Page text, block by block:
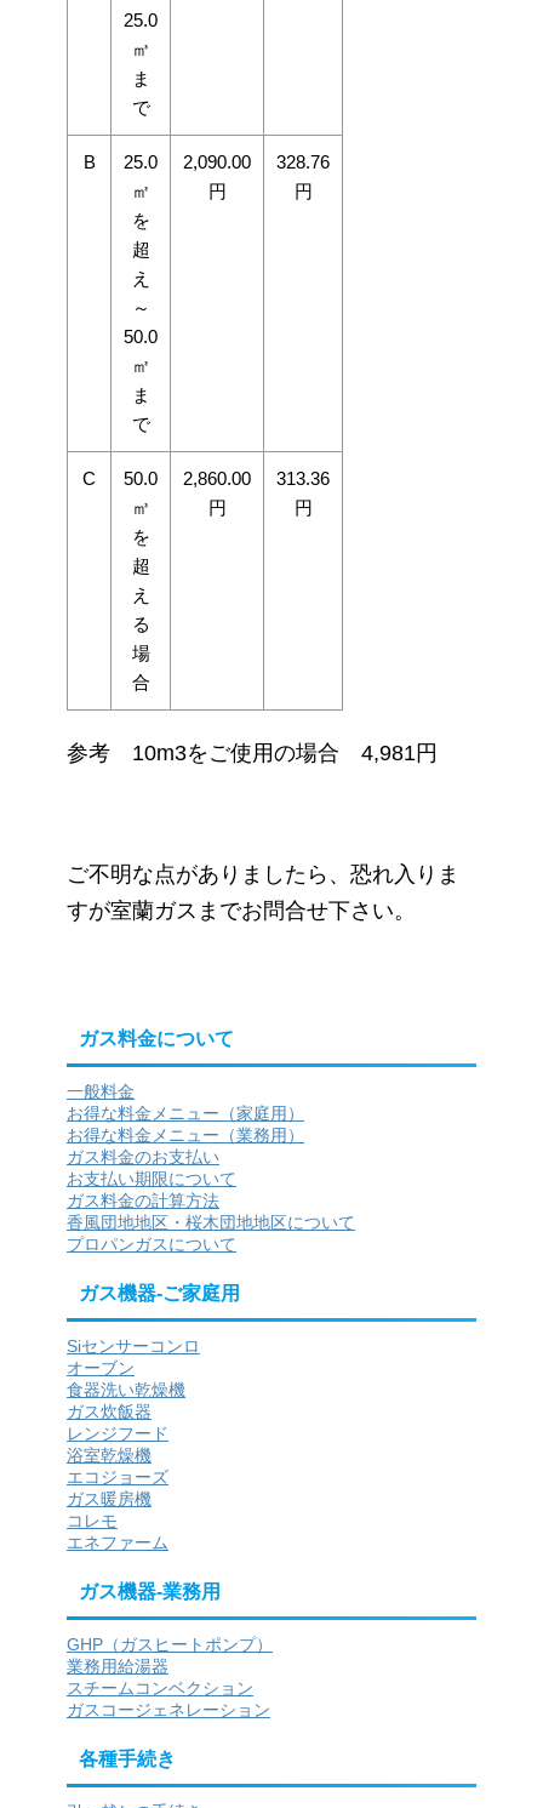
25.0
㎥
ま
で
B
25.0
㎥
を
超
え
～
50.0
㎥
ま
で
2,090.00
円
328.76
円
C
50.0
㎥
を
超
え
る
場
合
2,860.00
円
313.36
円
参考 10m3をご使用の場合 4,981円
ご不明な点がありましたら、恐れ入りま
すが室蘭ガスまでお問合せ下さい。
ガス料金について
一般料金
お得な料金メニュー（家庭用）
お得な料金メニュー（業務用）
ガス料金のお支払い
お支払い期限について
ガス料金の計算方法
香風団地地区・桜木団地地区について
プロパンガスについて
ガス機器-ご家庭用
Siセンサーコンロ
オーブン
食器洗い乾燥機
ガス炊飯器
レンジフード
浴室乾燥機
エコジョーズ
ガス暖房機
コレモ
エネファーム
ガス機器-業務用
GHP（ガスヒートポンプ）
業務用給湯器
スチームコンベクション
ガスコージェネレーション
各種手続き